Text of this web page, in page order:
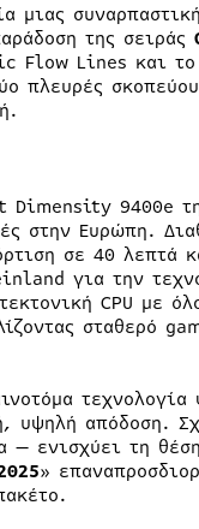
μιας
της σειράς
Flow Lines και
πλευρές
9400e
στην Ευρώπη.
σε 40 λεπτά
για την
CPU με
σταθερό
υψηλή απόδοση.
— ενισχύει τη
»